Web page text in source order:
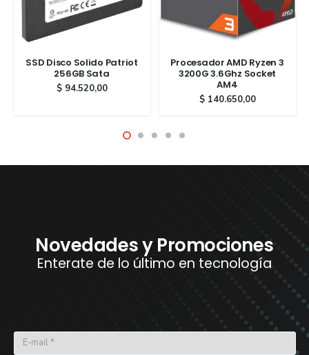
SSD Disco Solido Patriot
256GB Sata
$94.520,00
Procesador AMD Ryzen 3
3200G 3.6Ghz Socket
AM4
$140.650,00
Novedades y Promociones
Enterate de lo último en tecnología